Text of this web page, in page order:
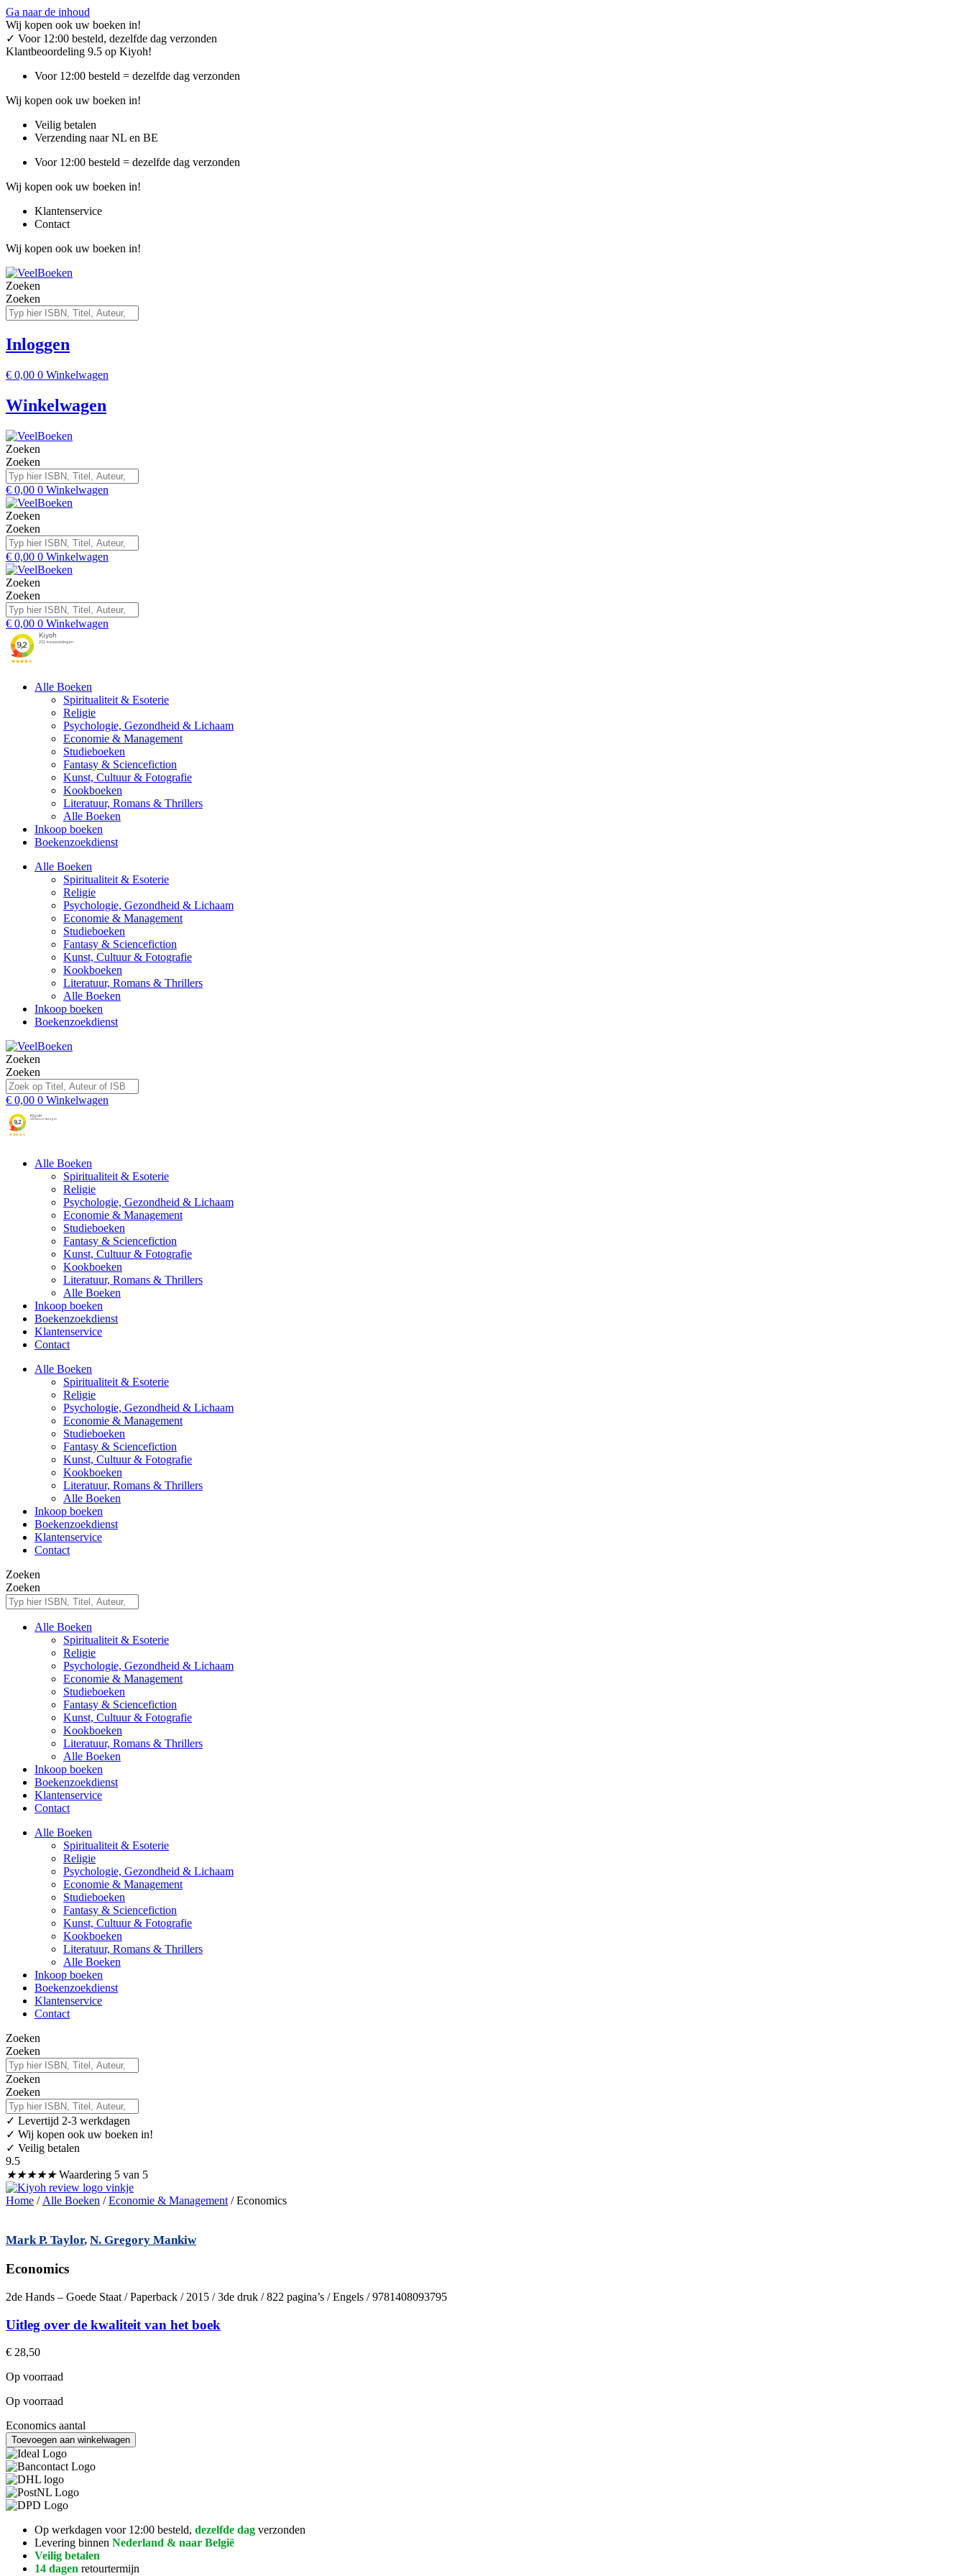
Ga naar de inhoud
Wij kopen ook uw boeken in!
✓ Voor 12:00 besteld, dezelfde dag verzonden
Klantbeoordeling 9.5 op Kiyoh!
Voor 12:00 besteld = dezelfde dag verzonden
Wij kopen ook uw boeken in!
Veilig betalen
Verzending naar NL en BE
Voor 12:00 besteld = dezelfde dag verzonden
Wij kopen ook uw boeken in!
Klantenservice
Contact
Wij kopen ook uw boeken in!
Zoeken
Zoeken
Inloggen
€ 0,00 0 Winkelwagen
Winkelwagen
Zoeken
Zoeken
€ 0,00 0 Winkelwagen
Zoeken
Zoeken
€ 0,00 0 Winkelwagen
Zoeken
Zoeken
€ 0,00 0 Winkelwagen
Alle Boeken
Spiritualiteit & Esoterie
Religie
Psychologie, Gezondheid & Lichaam
Economie & Management
Studieboeken
Fantasy & Sciencefiction
Kunst, Cultuur & Fotografie
Kookboeken
Literatuur, Romans & Thrillers
Alle Boeken
Inkoop boeken
Boekenzoekdienst
Alle Boeken
Spiritualiteit & Esoterie
Religie
Psychologie, Gezondheid & Lichaam
Economie & Management
Studieboeken
Fantasy & Sciencefiction
Kunst, Cultuur & Fotografie
Kookboeken
Literatuur, Romans & Thrillers
Alle Boeken
Inkoop boeken
Boekenzoekdienst
Zoeken
Zoeken
€ 0,00 0 Winkelwagen
Alle Boeken
Spiritualiteit & Esoterie
Religie
Psychologie, Gezondheid & Lichaam
Economie & Management
Studieboeken
Fantasy & Sciencefiction
Kunst, Cultuur & Fotografie
Kookboeken
Literatuur, Romans & Thrillers
Alle Boeken
Inkoop boeken
Boekenzoekdienst
Klantenservice
Contact
Alle Boeken
Spiritualiteit & Esoterie
Religie
Psychologie, Gezondheid & Lichaam
Economie & Management
Studieboeken
Fantasy & Sciencefiction
Kunst, Cultuur & Fotografie
Kookboeken
Literatuur, Romans & Thrillers
Alle Boeken
Inkoop boeken
Boekenzoekdienst
Klantenservice
Contact
Zoeken
Zoeken
Alle Boeken
Spiritualiteit & Esoterie
Religie
Psychologie, Gezondheid & Lichaam
Economie & Management
Studieboeken
Fantasy & Sciencefiction
Kunst, Cultuur & Fotografie
Kookboeken
Literatuur, Romans & Thrillers
Alle Boeken
Inkoop boeken
Boekenzoekdienst
Klantenservice
Contact
Alle Boeken
Spiritualiteit & Esoterie
Religie
Psychologie, Gezondheid & Lichaam
Economie & Management
Studieboeken
Fantasy & Sciencefiction
Kunst, Cultuur & Fotografie
Kookboeken
Literatuur, Romans & Thrillers
Alle Boeken
Inkoop boeken
Boekenzoekdienst
Klantenservice
Contact
Zoeken
Zoeken
Zoeken
Zoeken
✓ Levertijd 2-3 werkdagen
✓ Wij kopen ook uw boeken in!
✓ Veilig betalen
9.5
★★★★★ Waardering 5 van 5
Home / Alle Boeken /Economie & Management / Economics
Mark P. Taylor, N. Gregory Mankiw
Economics
2de Hands – Goede Staat / Paperback / 2015 / 3de druk / 822 pagina’s / Engels / 9781408093795
Uitleg over de kwaliteit van het boek
€ 28,50
Op voorraad
Op voorraad
Economics aantal
Toevoegen aan winkelwagen
Op werkdagen voor 12:00 besteld, dezelfde dag verzonden
Levering binnen Nederland & naar België
Veilig betalen
14 dagen retourtermijn